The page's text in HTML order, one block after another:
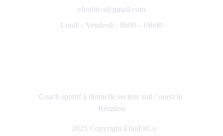
2025 Copyright EliotFitCo
eliotfitco@gmail.com
Lundi - Vendredi : 8h00 - 19h00
Coach sportif à domicile secteur sud / ouest la
Réunion